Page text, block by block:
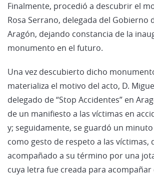
Finalmente, procedió a descubrir el
Rosa Serrano, delegada del Gobierno
Aragón, dejando constancia de la
monumento en el futuro.
Una vez descubierto dicho
materializa el motivo del acto, D.
delegado de “Stop Accidentes” en
de un manifiesto a las víctimas en
y; seguidamente, se guardó un
como gesto de respeto a las víctimas,
acompañado a su término por una
cuya letra fue creada para acompañar